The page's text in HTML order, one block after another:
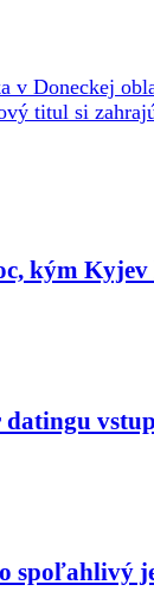
v Doneckej
titul si
kým Kyjev
spoľahlivý